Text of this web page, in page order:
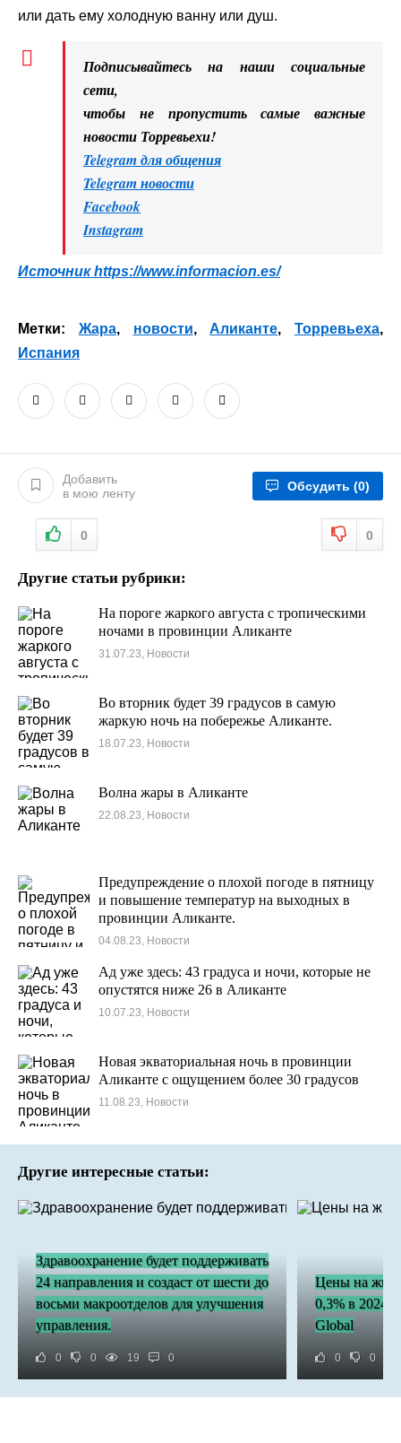
или дать ему холодную ванну или душ.
Подписывайтесь на наши социальные
сети,
чтобы не пропустить самые важные
новости Торревьехи!
Telegram для общения
Telegram новости
Facebook
Instagram
Источник https://www.informacion.es/
Метки: Жара, новости,Аликанте, Торревьеха,
Испания
Добавить
в мою ленту
Обсудить (0)
0 0
Другие статьи рубрики:
На пороге жаркого августа с тропическими
ночами в провинции Аликанте
31.07.23, Новости
Во вторник будет 39 градусов в самую
жаркую ночь на побережье Аликанте.
18.07.23, Новости
Волна жары в Аликанте
22.08.23, Новости
Предупреждение о плохой погоде в пятницу
и повышение температур на выходных в
провинции Аликанте.
04.08.23, Новости
Ад уже здесь: 43 градуса и ночи, которые не
опустятся ниже 26 в Аликанте
10.07.23, Новости
Новая экваториальная ночь в провинции
Аликанте с ощущением более 30 градусов
11.08.23, Новости
Другие интересные статьи:
Здравоохранение будет поддерживать
24 направления и создаст от шести до
восьми макроотделов для улучшения
управления.
0 0 19 0
Цены на
0,3% в 2024
Global
0 0